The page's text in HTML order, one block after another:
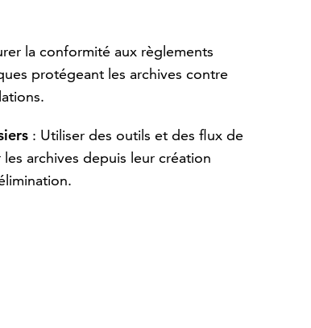
la conformité aux règlements
protégeant les archives contre
: Utiliser des outils et des flux de
archives depuis leur création